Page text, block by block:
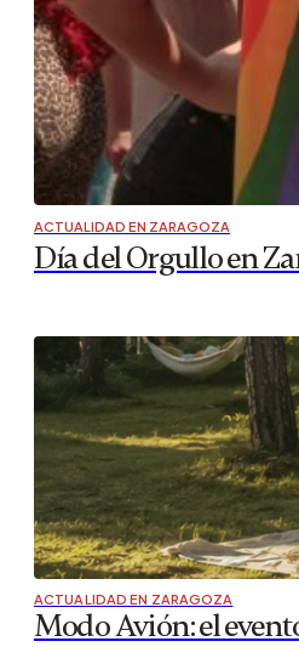
ACTUALIDAD EN ZARAGOZA
Día del Orgullo en
ACTUALIDAD EN ZARAGOZA
Modo Avión: el